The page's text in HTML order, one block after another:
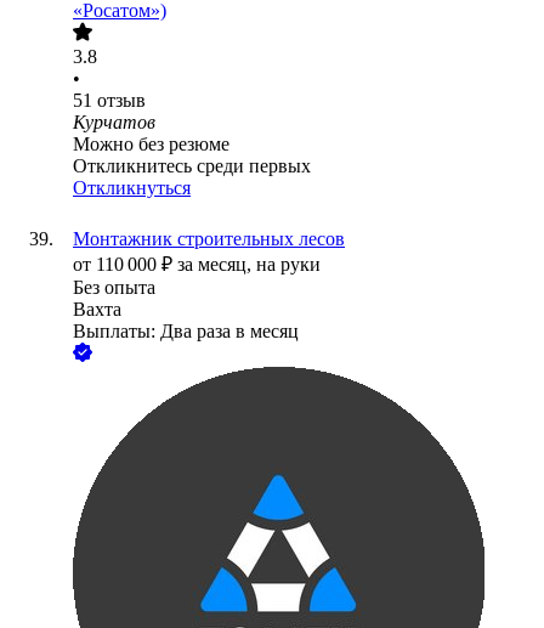
«Росатом»)
3.8
•
51 отзыв
Курчатов
Можно без резюме
Откликнитесь среди первых
Откликнуться
Монтажник строительных лесов
от 110 000 ₽ за месяц, на руки
Без опыта
Вахта
Выплаты: Два раза в месяц